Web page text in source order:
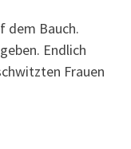
dem Bauch.
Endlich
Frauen